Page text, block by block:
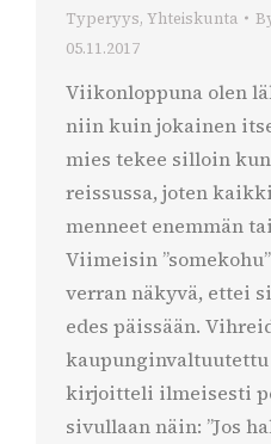
Typeryys, Yhteiskunta
05.11.2017
Viikonloppuna olen
niin kuin jokainen
mies tekee silloin
reissussa, joten
menneet enemmän
Viimeisin
verran näkyvä, ettei
edes päissään.
kirjoitteli ilmeisesti
sivullaan näin: ”Jos